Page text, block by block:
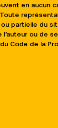
en aucun
partielle du
ou de
Code de la